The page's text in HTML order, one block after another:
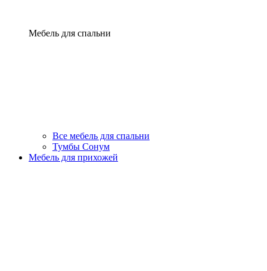
Мебель для спальни
Все мебель для спальни
Тумбы Сонум
Мебель для прихожей